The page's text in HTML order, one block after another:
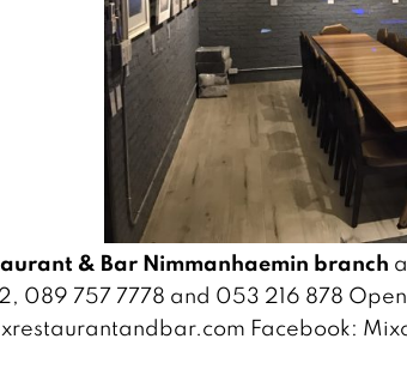
& Bar Nimmanhaemin branch
089 757 7778 and 053 216 878
Facebook: